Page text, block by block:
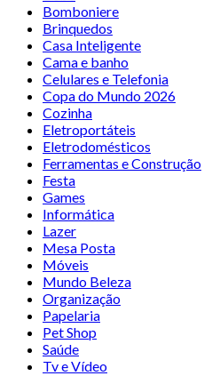
Bomboniere
Brinquedos
Casa Inteligente
Cama e banho
Celulares e Telefonia
Copa do Mundo 2026
Cozinha
Eletroportáteis
Eletrodomésticos
Ferramentas e Construção
Festa
Games
Informática
Lazer
Mesa Posta
Móveis
Mundo Beleza
Organização
Papelaria
Pet Shop
Saúde
Tv e Vídeo